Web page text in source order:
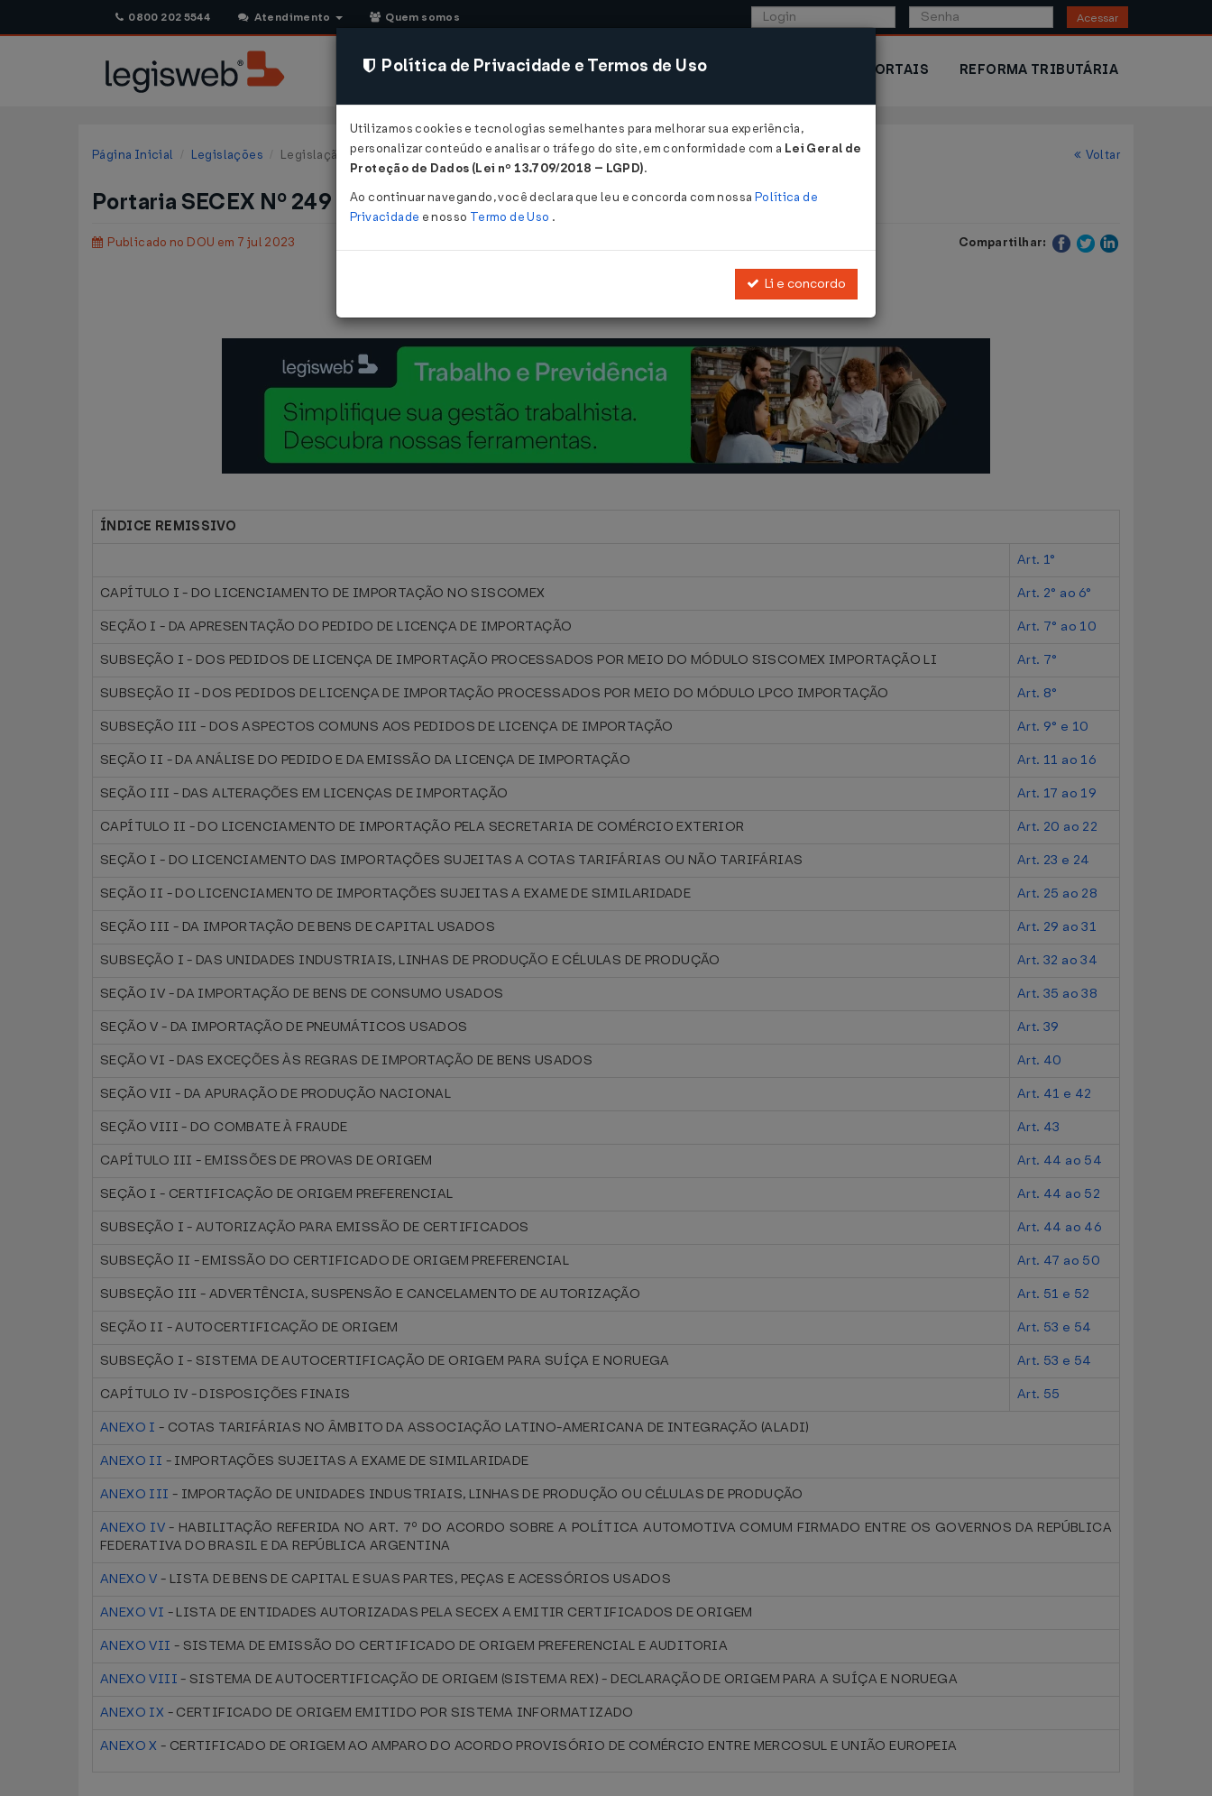
0800 202 5544 Atendimento Quem somos Acessar
CONSULTORIA SISTEMAS COMÉRCIO EXTERIOR PORTAIS REFORMA TRIBUTÁRIA
Página Inicial Legislações Legislação Federal Voltar
Portaria SECEX Nº 249 DE 04/07/2023
Publicado no DOU em 7 jul 2023 Compartilhar:
Dispõe sobre o licenciamento de importações e Emissões de Provas de Origem.
ÍNDICE REMISSIVO
Art. 1°
CAPÍTULO I - DO LICENCIAMENTO DE IMPORTAÇÃO NO SISCOMEX
Art. 2° ao 6°
SEÇÃO I - DA APRESENTAÇÃO DO PEDIDO DE LICENÇA DE IMPORTAÇÃO
Art. 7° ao 10
SUBSEÇÃO I - DOS PEDIDOS DE LICENÇA DE IMPORTAÇÃO PROCESSADOS POR MEIO DO MÓDULO SISCOMEX IMPORTAÇÃO LI
Art. 7°
SUBSEÇÃO II - DOS PEDIDOS DE LICENÇA DE IMPORTAÇÃO PROCESSADOS POR MEIO DO MÓDULO LPCO IMPORTAÇÃO
Art. 8°
SUBSEÇÃO III - DOS ASPECTOS COMUNS AOS PEDIDOS DE LICENÇA DE IMPORTAÇÃO
Art. 9° e 10
SEÇÃO II - DA ANÁLISE DO PEDIDO E DA EMISSÃO DA LICENÇA DE IMPORTAÇÃO
Art. 11 ao 16
SEÇÃO III - DAS ALTERAÇÕES EM LICENÇAS DE IMPORTAÇÃO
Art. 17 ao 19
CAPÍTULO II - DO LICENCIAMENTO DE IMPORTAÇÃO PELA SECRETARIA DE COMÉRCIO EXTERIOR
Art. 20 ao 22
SEÇÃO I - DO LICENCIAMENTO DAS IMPORTAÇÕES SUJEITAS A COTAS TARIFÁRIAS OU NÃO TARIFÁRIAS
Art. 23 e 24
SEÇÃO II - DO LICENCIAMENTO DE IMPORTAÇÕES SUJEITAS A EXAME DE SIMILARIDADE
Art. 25 ao 28
SEÇÃO III - DA IMPORTAÇÃO DE BENS DE CAPITAL USADOS
Art. 29 ao 31
SUBSEÇÃO I - DAS UNIDADES INDUSTRIAIS, LINHAS DE PRODUÇÃO E CÉLULAS DE PRODUÇÃO
Art. 32 ao 34
SEÇÃO IV - DA IMPORTAÇÃO DE BENS DE CONSUMO USADOS
Art. 35 ao 38
SEÇÃO V - DA IMPORTAÇÃO DE PNEUMÁTICOS USADOS
Art. 39
SEÇÃO VI - DAS EXCEÇÕES ÀS REGRAS DE IMPORTAÇÃO DE BENS USADOS
Art. 40
SEÇÃO VII - DA APURAÇÃO DE PRODUÇÃO NACIONAL
Art. 41 e 42
SEÇÃO VIII - DO COMBATE À FRAUDE
Art. 43
CAPÍTULO III - EMISSÕES DE PROVAS DE ORIGEM
Art. 44 ao 54
SEÇÃO I - CERTIFICAÇÃO DE ORIGEM PREFERENCIAL
Art. 44 ao 52
SUBSEÇÃO I - AUTORIZAÇÃO PARA EMISSÃO DE CERTIFICADOS
Art. 44 ao 46
SUBSEÇÃO II - EMISSÃO DO CERTIFICADO DE ORIGEM PREFERENCIAL
Art. 47 ao 50
SUBSEÇÃO III - ADVERTÊNCIA, SUSPENSÃO E CANCELAMENTO DE AUTORIZAÇÃO
Art. 51 e 52
SEÇÃO II - AUTOCERTIFICAÇÃO DE ORIGEM
Art. 53 e 54
SUBSEÇÃO I - SISTEMA DE AUTOCERTIFICAÇÃO DE ORIGEM PARA SUÍÇA E NORUEGA
Art. 53 e 54
CAPÍTULO IV - DISPOSIÇÕES FINAIS
Art. 55
ANEXO I- COTAS TARIFÁRIAS NO ÂMBITO DA ASSOCIAÇÃO LATINO-AMERICANA DE INTEGRAÇÃO (ALADI)
ANEXO II - IMPORTAÇÕES SUJEITAS A EXAME DE SIMILARIDADE
ANEXO III - IMPORTAÇÃO DE UNIDADES INDUSTRIAIS, LINHAS DE PRODUÇÃO OU CÉLULAS DE PRODUÇÃO
ANEXO IV - HABILITAÇÃO REFERIDA NO ART. 7º DO ACORDO SOBRE A POLÍTICA AUTOMOTIVA COMUM FIRMADO ENTRE OS GOVERNOS DA REPÚBLICA
FEDERATIVA DO BRASIL E DA REPÚBLICA ARGENTINA
ANEXO V - LISTA DE BENS DE CAPITAL E SUAS PARTES, PEÇAS E ACESSÓRIOS USADOS
ANEXO VI - LISTA DE ENTIDADES AUTORIZADAS PELA SECEX A EMITIR CERTIFICADOS DE ORIGEM
ANEXO VII - SISTEMA DE EMISSÃO DO CERTIFICADO DE ORIGEM PREFERENCIAL E AUDITORIA
ANEXO VIII - SISTEMA DE AUTOCERTIFICAÇÃO DE ORIGEM (SISTEMA REX) - DECLARAÇÃO DE ORIGEM PARA A SUÍÇA E NORUEGA
ANEXO IX - CERTIFICADO DE ORIGEM EMITIDO POR SISTEMA INFORMATIZADO
ANEXO X - CERTIFICADO DE ORIGEM AO AMPARO DO ACORDO PROVISÓRIO DE COMÉRCIO ENTRE MERCOSUL E UNIÃO EUROPEIA
Política de Privacidade e Termos de Uso
Utilizamos cookies e tecnologias semelhantes para melhorar sua experiência,
personalizar conteúdo e analisar o tráfego do site, em conformidade com a Lei Geral de
Proteção de Dados (Lei nº 13.709/2018 – LGPD).
Ao continuar navegando, você declara que leu e concorda com nossa Política de
Privacidade e nosso Termo de Uso .
Li e concordo